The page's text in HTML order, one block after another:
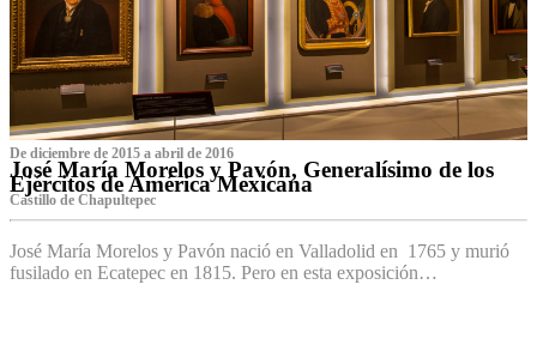
De diciembre de 2015 a abril de 2016
José María Morelos y Pavón, Generalísimo de los
Ejércitos de América Mexicana
C‌astillo de Chapultepec
José María Morelos y Pavón nació en Valladolid en 1765 y murió
fusilado en Ecatepec en 1815. Pero en esta exposición…